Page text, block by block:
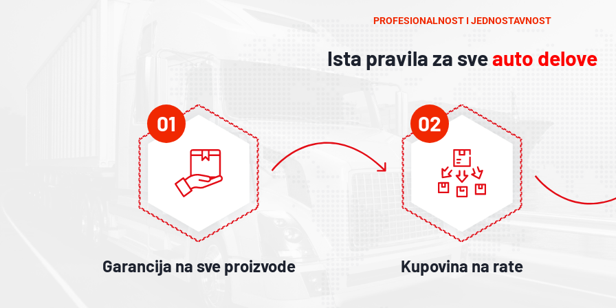
PROFESIONALNOST I JEDNOSTAVNOST
Ista pravila za sveauto delove
01
Garancija na sve proizvode
02
Kupovina na rate